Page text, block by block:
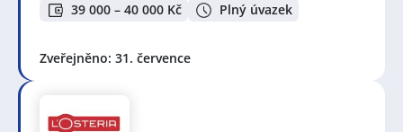
39 000 – 40 000 Kč Plný úvazek
Zveřejněno: 31. července